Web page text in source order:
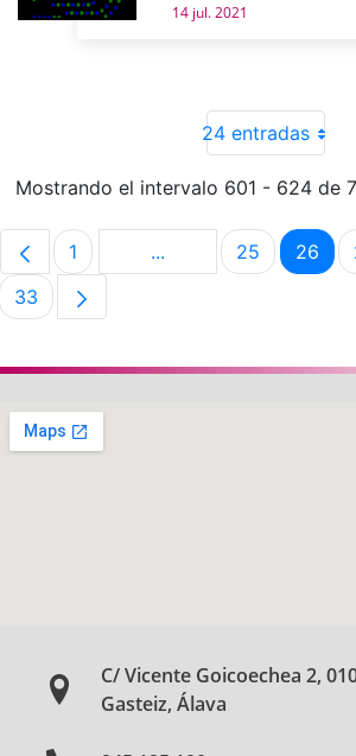
14 jul. 2021
24 entradas
Mostrando el intervalo 601 - 624 de
Página
1 ...Páginas intermedias
Página
25 26
Página
33
C/ Vicente Goicoechea 2,
Gasteiz, Álava